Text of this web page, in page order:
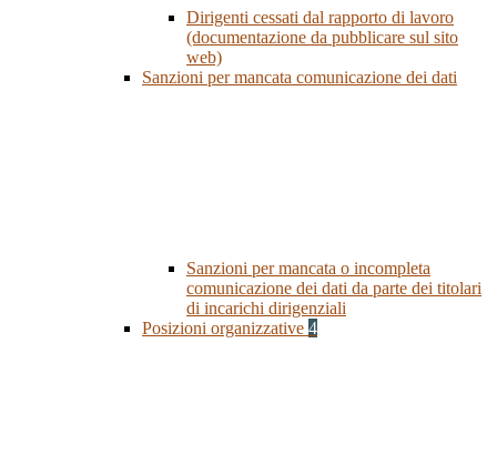
Dirigenti cessati dal rapporto di lavoro
(documentazione da pubblicare sul sito
web)
Sanzioni per mancata comunicazione dei dati
Sanzioni per mancata o incompleta
comunicazione dei dati da parte dei titolari
di incarichi dirigenziali
Posizioni organizzative 4